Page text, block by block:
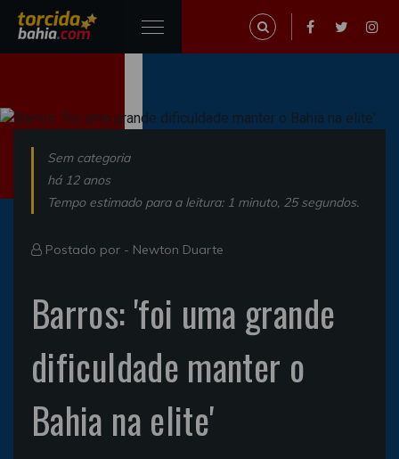
Sem categoria
há 12 anos
Tempo estimado para a leitura: 1 minuto, 25 segundos.
Postado por - Newton Duarte
Barros: 'foi uma grande
dificuldade manter o
Bahia na elite'